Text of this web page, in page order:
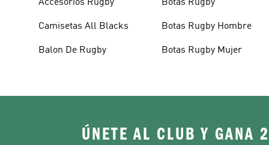
Accesorios Rugby
Camisetas All Blacks
Balon De Rugby
Botas Rugby
Botas Rugby Hombre
Botas Rugby Mujer
ÚNETE AL CLUB Y GANA